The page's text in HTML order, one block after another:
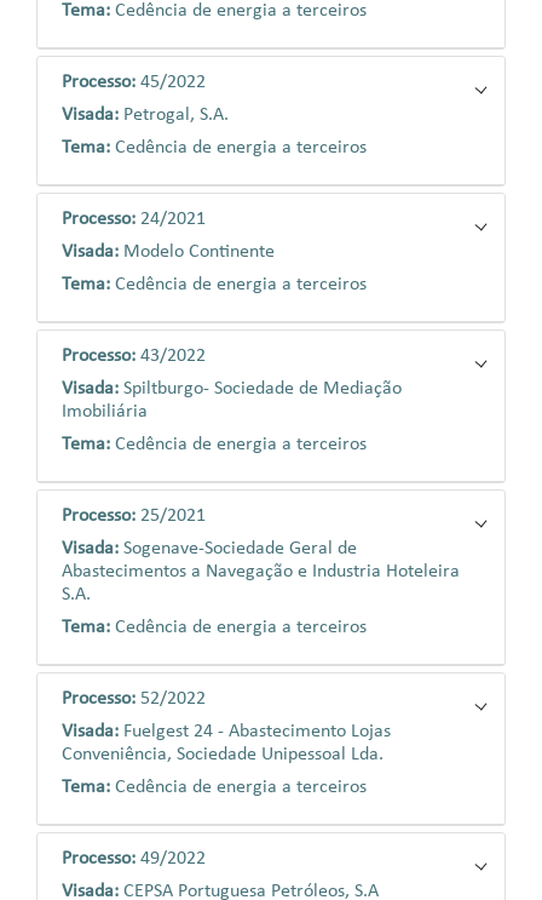
Tema: Cedência de energia a terceiros
Processo: 45/2022
Visada: Petrogal, S.A.
Tema: Cedência de energia a terceiros
Processo: 24/2021
Visada: Modelo Continente
Tema: Cedência de energia a terceiros
Processo: 43/2022
Visada: Spiltburgo- Sociedade de Mediação
Imobiliária
Tema: Cedência de energia a terceiros
Processo: 25/2021
Visada: Sogenave-Sociedade Geral de
Abastecimentos a Navegação e Industria Hoteleira
S.A.
Tema: Cedência de energia a terceiros
Processo: 52/2022
Visada: Fuelgest 24 - Abastecimento Lojas
Conveniência, Sociedade Unipessoal Lda.
Tema: Cedência de energia a terceiros
Processo: 49/2022
Visada: CEPSA Portuguesa Petróleos, S.A